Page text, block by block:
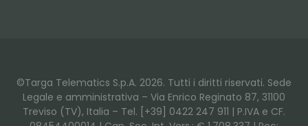
©Targa Telematics S.p.A. 2026. Tutti i diritti riservati. Sede
Legale e amministrativa – Via Enrico Reginato 87, 31100
Treviso (TV), Italia – Tel. [+39] 0422 247 911 | P.IVA e CF.